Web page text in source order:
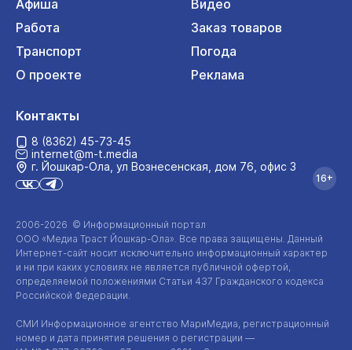
Афиша
Видео
Работа
Заказ товаров
Транспорт
Погода
О проекте
Реклама
2006-2026 © Информационный портал
ООО «Медиа Траст Йошкар-Ола». Все права защищены. Данный
Интернет-сайт носит исключительно информационный характер
и ни при каких условиях не является публичной офертой,
определяемой положениями Статьи 437 Гражданского кодекса
Российской Федерации.
СМИ Информационное агентство МариМедиа, регистрационный
номер и дата принятия решения о регистрации —
Контакты
8 (8362) 45-73-45
internet@m-t.media
г. Йошкар‑Ола, ул Вознесенская, дом 76, офис 3
16+